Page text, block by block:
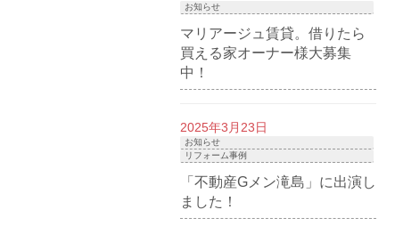
お知らせ
マリアージュ賃貸。借りたら
買える家オーナー様大募集
中！
2025年3月23日
お知らせ
リフォーム事例
「不動産Gメン滝島」に出演し
ました！